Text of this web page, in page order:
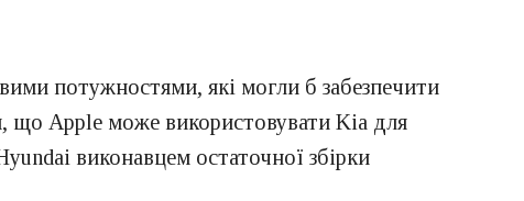
потужностями, які могли б забезпечити
що Apple може використовувати Kia для
виконавцем остаточної збірки